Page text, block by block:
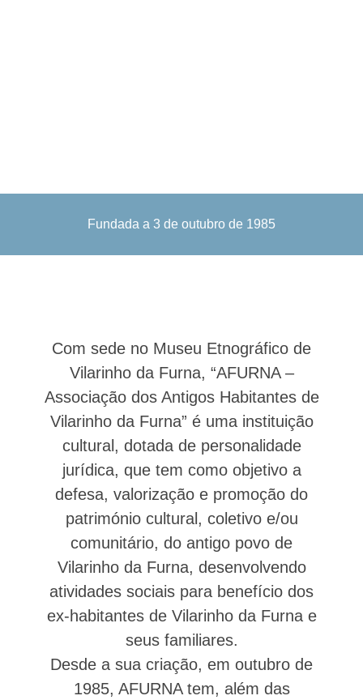
Fundada a 3 de outubro de 1985
Com sede no Museu Etnográfico de
Vilarinho da Furna, “AFURNA –
Associação dos Antigos Habitantes de
Vilarinho da Furna” é uma instituição
cultural, dotada de personalidade
jurídica, que tem como objetivo a
defesa, valorização e promoção do
património cultural, coletivo e/ou
comunitário, do antigo povo de
Vilarinho da Furna, desenvolvendo
atividades sociais para benefício dos
ex-habitantes de Vilarinho da Furna e
seus familiares.
Desde a sua criação, em outubro de
1985, AFURNA tem, além das